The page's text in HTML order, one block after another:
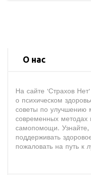
О нас
На сайте 'Страхов
о психическом
советы по улучшению
современных методах
самопомощи. Узнайте,
поддерживать
пожаловать на путь к